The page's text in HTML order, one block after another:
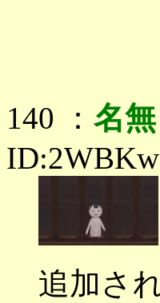
140 ： 名
追加さ